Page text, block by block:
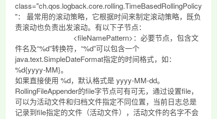
class="ch.qos.logback.core.rolling.TimeBasedRollingPolicy
"： 最常用的滚动策略，它根据时间来制定滚动策略，既负
责滚动也负责出发滚动。有以下子节点：
<fileNamePattern>：必要节点，包含文
件名及“%d”转换符，“%d”可以包含一个
java.text.SimpleDateFormat指定的时间格式，如：
%d{yyyy-MM}。
如果直接使用 %d，默认格式是 yyyy-MM-dd。
RollingFileAppender的file字节点可有可无，通过设置file，
可以为活动文件和归档文件指定不同位置，当前日志总是
记录到file指定的文件（活动文件），活动文件的名字不会